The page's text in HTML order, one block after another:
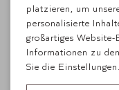
platzieren, um
personalisierte
großartiges
Informationen zu
Sie die Einstellungen.